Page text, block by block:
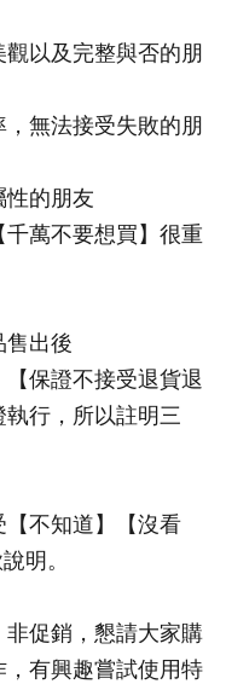
以及完整與否的朋
無法接受失敗的朋
性的朋友
千萬不要想買】很重
售出後
【保證不接受退貨退
行，所以註明三
不知道】【沒看
明。
非促銷，懇請大家購
有興趣嘗試使用特